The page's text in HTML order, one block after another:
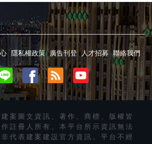
隱私權政策 廣告刊登 人才招募 聯絡我們
案圖文資訊、著作、商標、版權皆
註冊人所有。本平台所示資訊無法
代表建案建設官方資訊。平台不經